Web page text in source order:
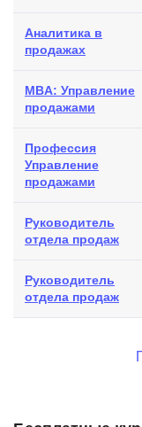
Аналитика в
продажах
MBA: Управление
продажами
Профессия
Управление
продажами
Руководитель
отдела продаж
Руководитель
отдела продаж